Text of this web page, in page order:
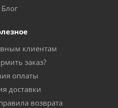
Блог
клиентам
заказ?
оплаты
доставки
возврата